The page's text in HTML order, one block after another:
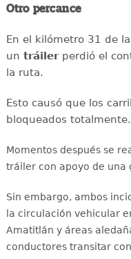
Otro percance
En el kilómetro 31 de
un tráilerperdió el
la ruta.
Esto causó que los
bloqueados totalmente.
Momentos después se
tráiler con apoyo de una
Sin embargo, ambos
la circulación vehicular
Amatitlán y áreas
conductores transitar